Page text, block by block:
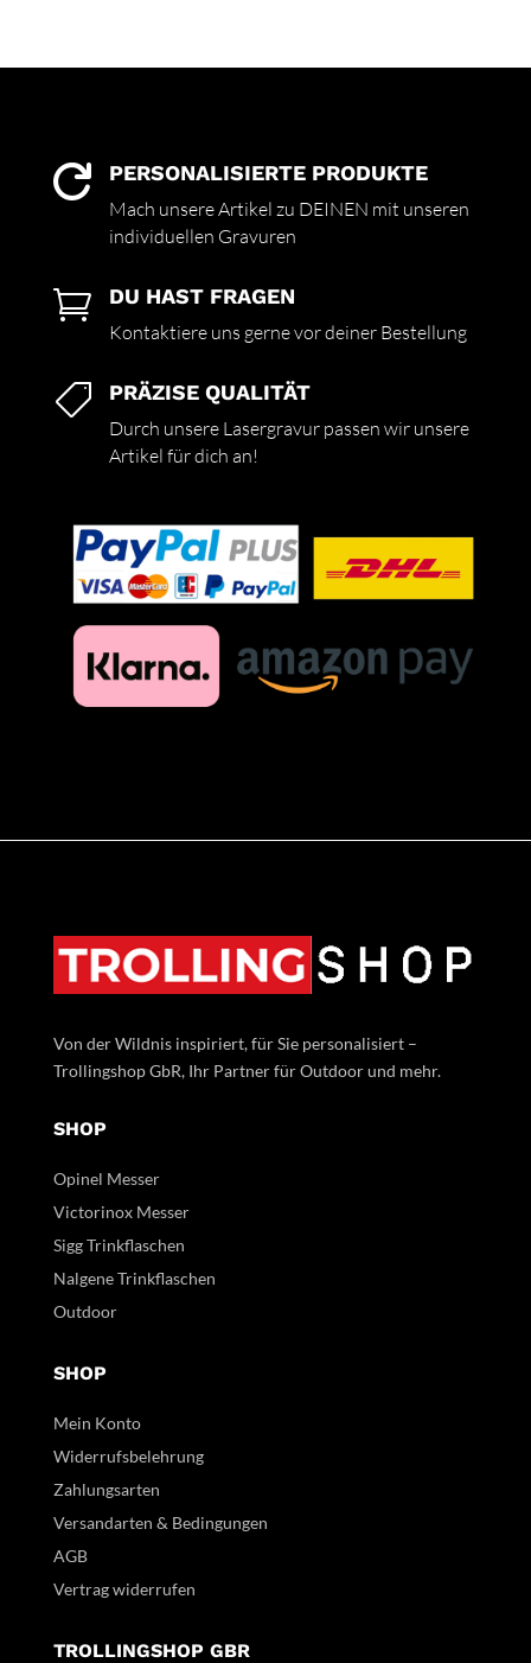
 PERSONALISIERTE PRODUKTE
Mach unsere Artikel zu DEINEN mit unseren
individuellen Gravuren
 DU HAST FRAGEN
Kontaktiere uns gerne vor deiner Bestellung
 PRÄZISE QUALITÄT
Durch unsere Lasergravur passen wir unsere
Artikel für dich an!
Von der Wildnis inspiriert, für Sie personalisiert –
Trollingshop GbR, Ihr Partner für Outdoor und mehr.
SHOP
Opinel Messer
Victorinox Messer
Sigg Trinkflaschen
Nalgene Trinkflaschen
Outdoor
SHOP
Mein Konto
Widerrufsbelehrung
Zahlungsarten
Versandarten & Bedingungen
AGB
Vertrag widerrufen
TROLLINGSHOP GBR